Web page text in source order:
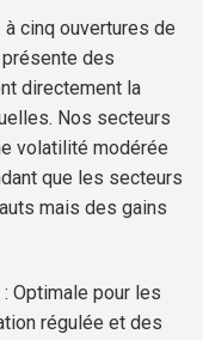
cinq ouvertures de
des
directement la
Nos secteurs
volatilité modérée
que les secteurs
mais des gains
: Optimale pour les
régulée et des